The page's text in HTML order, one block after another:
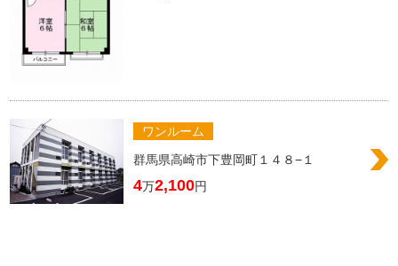
ワンルーム
群馬県高崎市下豊岡町１４８−１
4万2,100円